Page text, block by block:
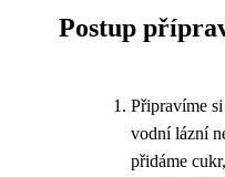
Postup
Připravíme
vodní lázní
přidáme